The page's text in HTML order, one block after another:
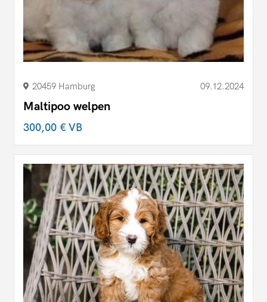
20459 Hamburg 09.12.2024
Maltipoo welpen
300,00 €VB